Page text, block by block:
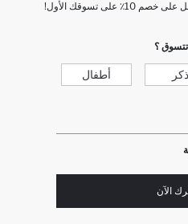
تسوقك الأول!
؟
ذكر أطفال
الآن